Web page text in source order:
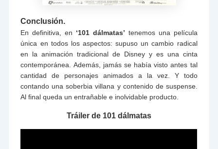
Conclusión.
En definitiva, en ‘101 dálmatas’ tenemos una película
única en todos los aspectos: supuso un cambio radical
en la animación tradicional de Disney y es una cinta
contemporánea. Además, jamás se había visto antes tal
cantidad de personajes animados a la vez. Y todo
contando una soberbia villana y contenido de suspense.
Al final queda un entrañable e inolvidable producto.
Tráiler de 101 dálmatas